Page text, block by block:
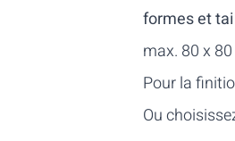
formes et
max. 80 x
Pour la
Ou